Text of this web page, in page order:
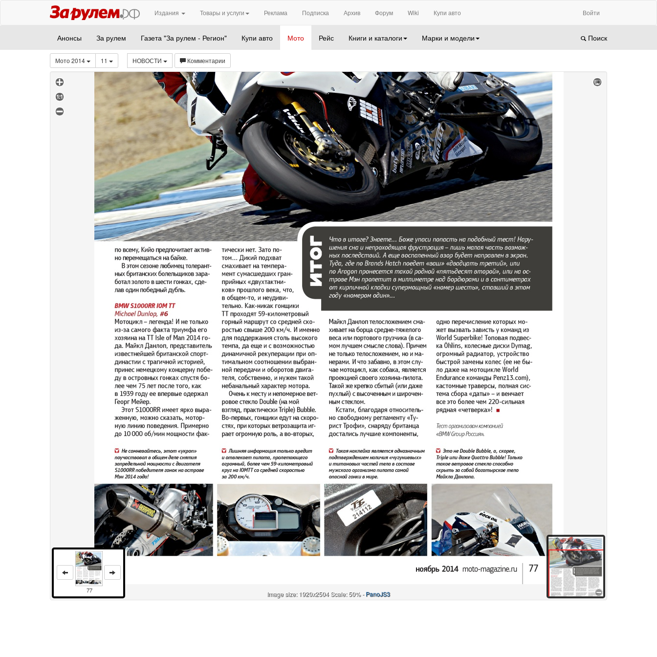
Издания Товары и услуги Реклама Подписка Архив Форум Wiki Купи авто Войти
Анонсы За рулем Газета "За рулем - Регион" Купи авто Мото Рейс Книги и каталоги Марки и модели Поиск
Мото 2014 11 НОВОСТИ Комментарии
77 Image size: 1920x2504 Scale: 50% -PanoJS3